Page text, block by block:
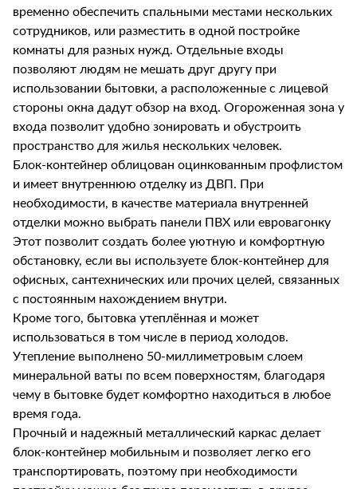
временно обеспечить спальными местами нескольких
сотрудников, или разместить в одной постройке
комнаты для разных нужд. Отдельные входы
позволяют людям не мешать друг другу при
использовании бытовки, а расположенные с лицевой
стороны окна дадут обзор на вход. Огороженная зона у
входа позволит удобно зонировать и обустроить
пространство для жилья нескольких человек.
Блок-контейнер облицован оцинкованным профлистом
и имеет внутреннюю отделку из ДВП. При
необходимости, в качестве материала внутренней
отделки можно выбрать панели ПВХ или евровагонку
Этот позволит создать более уютную и комфортную
обстановку, если вы используете блок-контейнер для
офисных, сантехнических или прочих целей, связанных
с постоянным нахождением внутри.
Кроме того, бытовка утеплённая и может
использоваться в том числе в период холодов.
Утепление выполнено 50-миллиметровым слоем
минеральной ваты по всем поверхностям, благодаря
чему в бытовке будет комфортно находиться в любое
время года.
Прочный и надежный металлический каркас делает
блок-контейнер мобильным и позволяет легко его
транспортировать, поэтому при необходимости